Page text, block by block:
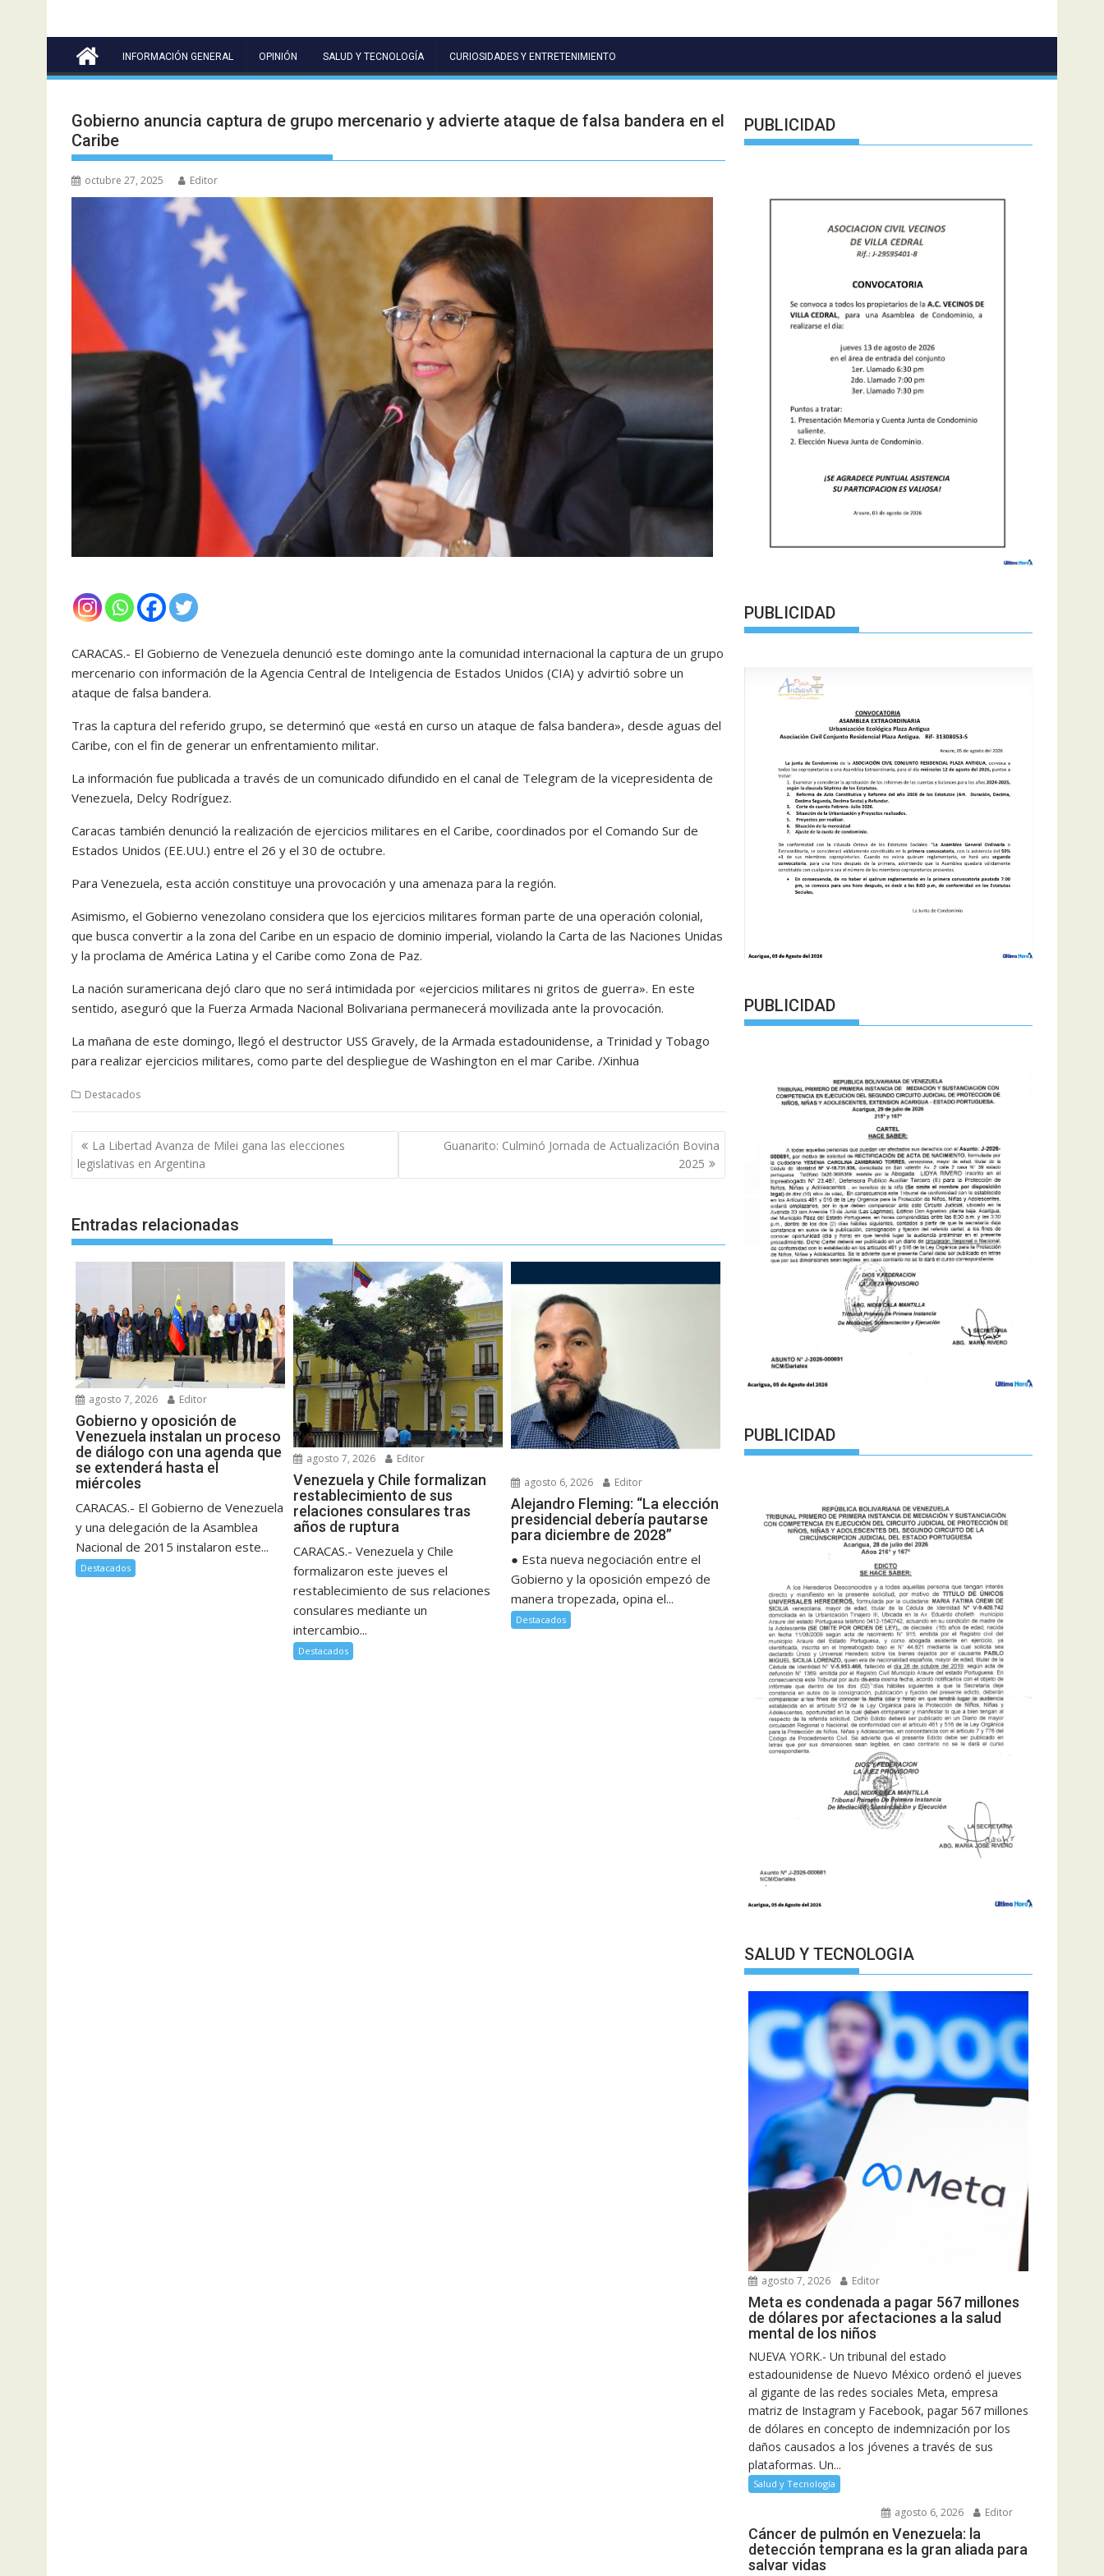
INFORMACIÓN GENERAL OPINIÓN SALUD Y TECNOLOGÍA CURIOSIDADES Y ENTRETENIMIENTO
Gobierno anuncia captura de grupo mercenario y advierte ataque de falsa bandera en el
Caribe
octubre 27, 2025 Editor
CARACAS.- El Gobierno de Venezuela denunció este domingo ante la comunidad internacional la captura de un grupo
mercenario con información de la Agencia Central de Inteligencia de Estados Unidos (CIA) y advirtió sobre un
ataque de falsa bandera.
Tras la captura del referido grupo, se determinó que «está en curso un ataque de falsa bandera», desde aguas del
Caribe, con el fin de generar un enfrentamiento militar.
La información fue publicada a través de un comunicado difundido en el canal de Telegram de la vicepresidenta de
Venezuela, Delcy Rodríguez.
Caracas también denunció la realización de ejercicios militares en el Caribe, coordinados por el Comando Sur de
Estados Unidos (EE.UU.) entre el 26 y el 30 de octubre.
Para Venezuela, esta acción constituye una provocación y una amenaza para la región.
Asimismo, el Gobierno venezolano considera que los ejercicios militares forman parte de una operación colonial,
que busca convertir a la zona del Caribe en un espacio de dominio imperial, violando la Carta de las Naciones Unidas
y la proclama de América Latina y el Caribe como Zona de Paz.
La nación suramericana dejó claro que no será intimidada por «ejercicios militares ni gritos de guerra». En este
sentido, aseguró que la Fuerza Armada Nacional Bolivariana permanecerá movilizada ante la provocación.
La mañana de este domingo, llegó el destructor USS Gravely, de la Armada estadounidense, a Trinidad y Tobago
para realizar ejercicios militares, como parte del despliegue de Washington en el mar Caribe. /Xinhua
Destacados
Navegación
de
entradas
La Libertad Avanza de Milei gana las elecciones
legislativas en Argentina
Guanarito: Culminó Jornada de Actualización Bovina
2025
Entradas relacionadas
agosto 7, 2026 Editor
Gobierno y oposición de
Venezuela instalan un proceso
de diálogo con una agenda que
se extenderá hasta el
miércoles
CARACAS.- El Gobierno de Venezuela
y una delegación de la Asamblea
Nacional de 2015 instalaron este...
Destacados
agosto 7, 2026 Editor
Venezuela y Chile formalizan
restablecimiento de sus
relaciones consulares tras
años de ruptura
CARACAS.- Venezuela y Chile
formalizaron este jueves el
restablecimiento de sus relaciones
consulares mediante un
intercambio...
Destacados
agosto 6, 2026 Editor
Alejandro Fleming: “La elección
presidencial debería pautarse
para diciembre de 2028”
● Esta nueva negociación entre el
Gobierno y la oposición empezó de
manera tropezada, opina el...
Destacados
PUBLICIDAD
PUBLICIDAD
PUBLICIDAD
PUBLICIDAD
SALUD Y TECNOLOGIA
agosto 7, 2026 Editor
Meta es condenada a pagar 567 millones
de dólares por afectaciones a la salud
mental de los niños
NUEVA YORK.- Un tribunal del estado
estadounidense de Nuevo México ordenó el jueves
al gigante de las redes sociales Meta, empresa
matriz de Instagram y Facebook, pagar 567 millones
de dólares en concepto de indemnización por los
daños causados a los jóvenes a través de sus
plataformas. Un...
Salud y Tecnología
agosto 6, 2026 Editor
Cáncer de pulmón en Venezuela: la
detección temprana es la gran aliada para
salvar vidas